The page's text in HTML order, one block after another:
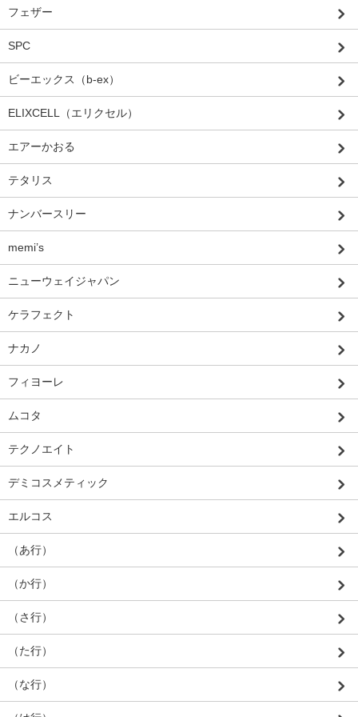
フェザー
SPC
ビーエックス（b-ex）
ELIXCELL（エリクセル）
エアーかおる
テタリス
ナンバースリー
memi’s
ニューウェイジャパン
ケラフェクト
ナカノ
フィヨーレ
ムコタ
テクノエイト
デミコスメティック
エルコス
（あ行）
（か行）
（さ行）
（た行）
（な行）